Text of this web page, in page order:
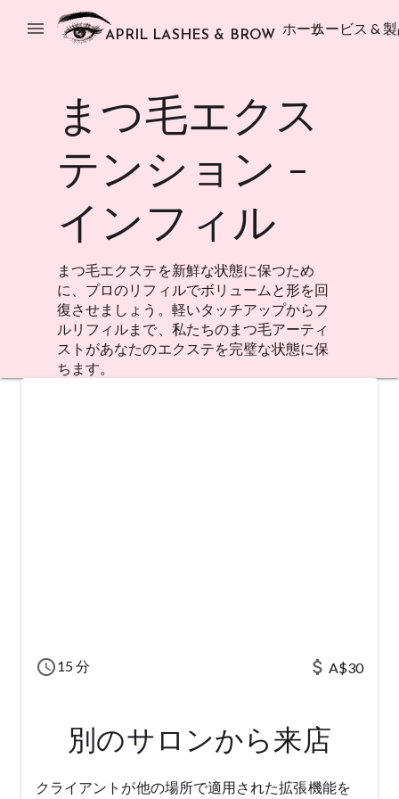
menu APRIL LASHES & BROW ホームサービス &
まつ毛エクス
テンション -
インフィル
まつ毛エクステを新鮮な状態に保つため
に、プロのリフィルでボリュームと形を回
復させましょう。軽いタッチアップからフ
ルリフィルまで、私たちのまつ毛アーティ
ストがあなたのエクステを完璧な状態に保
ちます。
schedule15 分 attach_money A$30
別のサロンから来店
クライアントが他の場所で適用された拡張機能を